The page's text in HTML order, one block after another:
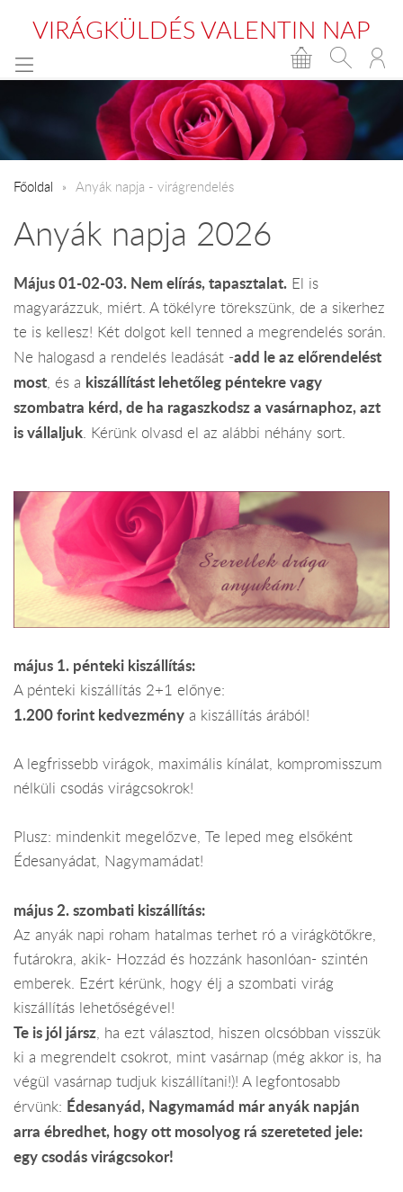
VIRÁGKÜLDÉS VALENTIN NAP
Főoldal Anyák napja - virágrendelés
Anyák napja 2026
Május 01-02-03. Nem elírás, tapasztalat. El is
magyarázzuk, miért. A tökélyre törekszünk, de a sikerhez
te is kellesz! Két dolgot kell tenned a megrendelés során.
Ne halogasd a rendelés leadását -add le az előrendelést
most, és a kiszállítást lehetőleg péntekre vagy
szombatra kérd, de ha ragaszkodsz a vasárnaphoz, azt
is vállaljuk. Kérünk olvasd el az alábbi néhány sort.
május 1. pénteki kiszállítás:
A pénteki kiszállítás 2+1 előnye:
1.200 forint kedvezmény a kiszállítás árából!
A legfrissebb virágok, maximális kínálat, kompromisszum
nélküli csodás virágcsokrok!
Plusz: mindenkit megelőzve, Te leped meg elsőként
Édesanyádat, Nagymamádat!
május 2. szombati kiszállítás:
Az anyák napi roham hatalmas terhet ró a virágkötőkre,
futárokra, akik- Hozzád és hozzánk hasonlóan- szintén
emberek. Ezért kérünk, hogy élj a szombati virág
kiszállítás lehetőségével!
Te is jól jársz, ha ezt választod, hiszen olcsóbban visszük
ki a megrendelt csokrot, mint vasárnap (még akkor is, ha
végül vasárnap tudjuk kiszállítani!)! A legfontosabb
érvünk: Édesanyád, Nagymamád már anyák napján
arra ébredhet, hogy ott mosolyog rá szereteted jele:
egy csodás virágcsokor!